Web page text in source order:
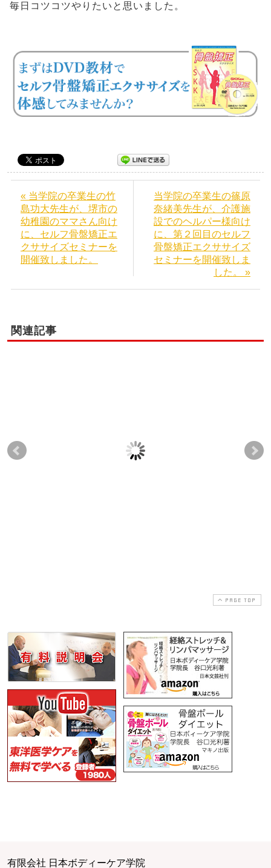
毎日コツコツやりたいと思いました。
« 当学院の卒業生の竹
島功大先生が、堺市の
幼稚園のママさん向け
に、セルフ骨盤矯正エ
クササイズセミナーを
開催致しました。
当学院の卒業生の篠原
奈緒美先生が、介護施
設でのヘルパー様向け
に、第２回目のセルフ
骨盤矯正エクササイズ
セミナーを開催致しま
した。 »
関連記事
功大先生が、堺市の幼
稚園のママさん向け
の福元知子先生が、南
大沢文化会館にて幼稚
奈
設
PAGE TOP
有限会社 日本ボディーケア学院